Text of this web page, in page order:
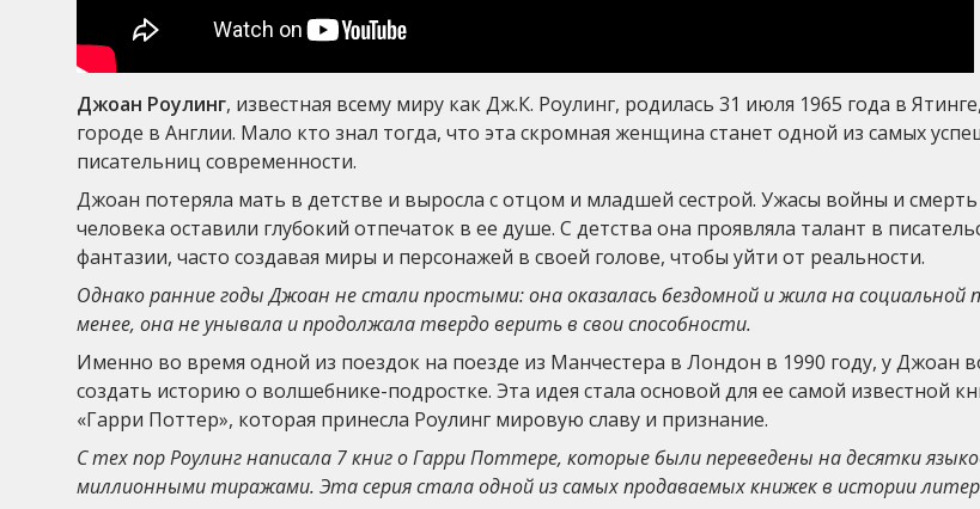
Джоан Роулинг, известная всему миру как Дж.К. Роулинг, родилась 31 июля 1965 года в
городе в Англии. Мало кто знал тогда, что эта скромная женщина станет одной из самых
писательниц современности.
Джоан потеряла мать в детстве и выросла с отцом и младшей сестрой. Ужасы войны и
человека оставили глубокий отпечаток в ее душе. С детства она проявляла талант в
фантазии, часто создавая миры и персонажей в своей голове, чтобы уйти от реальности.
Однако ранние годы Джоан не стали простыми: она оказалась бездомной и жила на социальной
менее, она не унывала и продолжала твердо верить в свои способности.
Именно во время одной из поездок на поезде из Манчестера в Лондон в 1990 году, у Джоан
создать историю о волшебнике-подростке. Эта идея стала основой для ее самой известной
«Гарри Поттер», которая принесла Роулинг мировую славу и признание.
С тех пор Роулинг написала 7 книг о Гарри Поттере, которые были переведены на десятки
миллионными тиражами. Эта серия стала одной из самых продаваемых книжек в истории